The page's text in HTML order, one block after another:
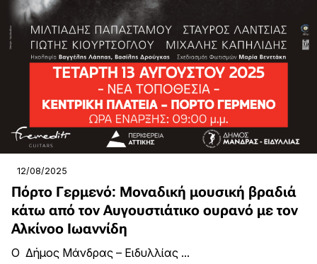
12/08/2025
Πόρτο Γερμενό: Μοναδική μουσική βραδιά
κάτω από τον Αυγουστιάτικο ουρανό με τον
Αλκίνοο Ιωαννίδη
Ο Δήμος Μάνδρας – Ειδυλλίας ...